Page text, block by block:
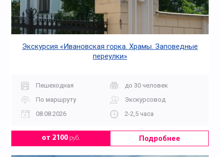
Экскурсия «Ивановская горка. Храмы. Заповедные
переулки»
Пешеходная
до 30 человек
По маршруту
Экскурсовод
08.08.2026
2-2,5 часа
от 2100руб. Подробнее